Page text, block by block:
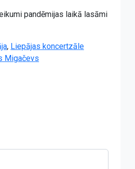
pandēmijas laikā lasāmi
, Liepājas koncertzāle
Migačevs